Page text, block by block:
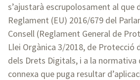
s’ajustarà escrupolosament al que
Reglament (EU) 2016/679 del
Consell (Reglament General de
Llei Orgànica 3/2018, de Protecció
dels Drets Digitals, i a la
connexa que puga resultar